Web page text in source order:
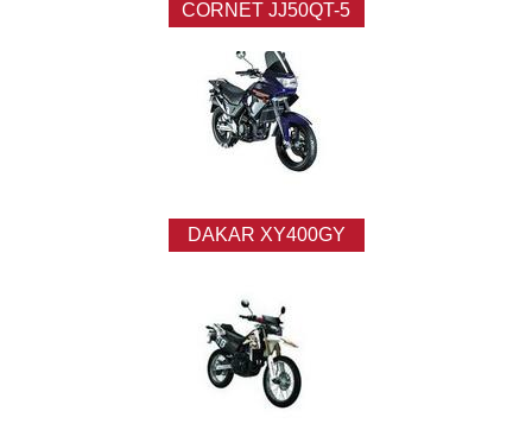
CORNET JJ50QT-5
DAKAR XY400GY